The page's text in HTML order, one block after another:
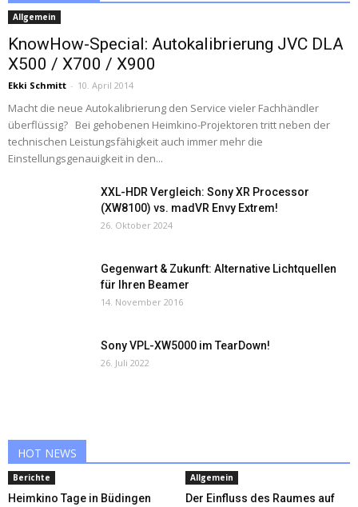
Allgemein
KnowHow-Special: Autokalibrierung JVC DLA
X500 / X700 / X900
Ekki Schmitt - 10. April 2014
Macht die neue Autokalibrierung den Service vieler Fachhändler
überflüssig? Bei gehobenen Heimkino-Projektoren tritt neben der
technischen Leistungsfähigkeit auch immer mehr die
Einstellungsgenauigkeit in den...
XXL-HDR Vergleich: Sony XR Processor
(XW8100) vs. madVR Envy Extrem!
26. Oktober 2024
Gegenwart & Zukunft: Alternative Lichtquellen
für Ihren Beamer
14. November 2016
Sony VPL-XW5000 im TearDown!
26. Juli 2022
HOT NEWS
Berichte
Heimkino Tage in Büdingen
Allgemein
Der Einfluss des Raumes auf